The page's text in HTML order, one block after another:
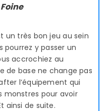
un très bon jeu au sein
pourrez y passer un
accrochiez au
de base ne change pas
l’équipement qui
monstres pour avoir
ainsi de suite.